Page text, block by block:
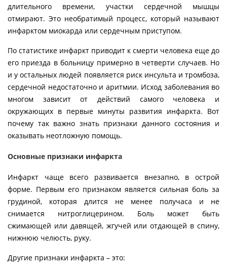
длительного времени, участки сердечной мышцы
отмирают. Это необратимый процесс, который называют
инфарктом миокарда или сердечным приступом.
По статистике инфаркт приводит к смерти человека еще до
его приезда в больницу примерно в четверти случаев. Но
и у остальных людей появляется риск инсульта и тромбоза,
сердечной недостаточно и аритмии. Исход заболевания во
многом зависит от действий самого человека и
окружающих в первые минуты развития инфаркта. Вот
почему так важно знать признаки данного состояния и
оказывать неотложную помощь.
Основные признаки инфаркта
Инфаркт чаще всего развивается внезапно, в острой
форме. Первым его признаком является сильная боль за
грудиной, которая длится не менее получаса и не
снимается нитроглицерином. Боль может быть
сжимающей или давящей, жгучей или отдающей в спину,
нижнюю челюсть, руку.
Другие признаки инфаркта – это: